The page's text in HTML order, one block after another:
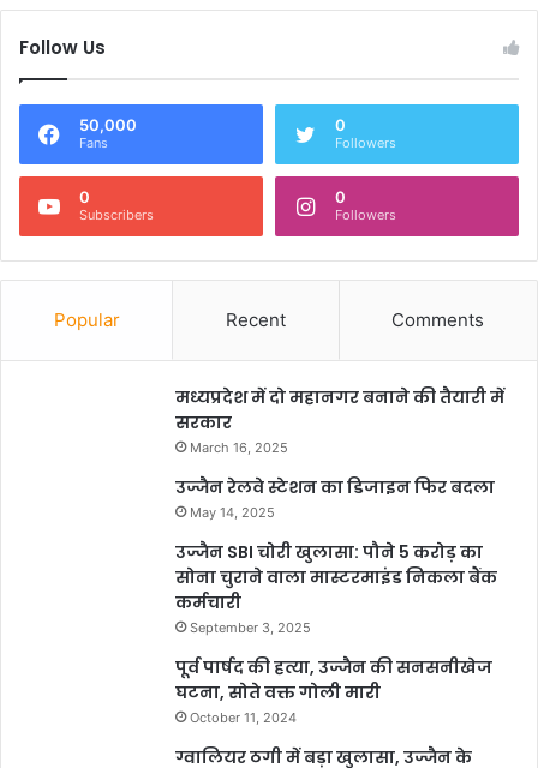
Follow Us
50,000
Fans
0
Followers
0
Subscribers
0
Followers
Popular Recent Comments
मध्यप्रदेश में दो महानगर बनाने की तैयारी में
सरकार
March 16, 2025
उज्जैन रेलवे स्टेशन का डिजाइन फिर बदला
May 14, 2025
उज्जैन SBI चोरी खुलासा: पौने 5 करोड़ का
सोना चुराने वाला मास्टरमाइंड निकला बैंक
कर्मचारी
September 3, 2025
पूर्व पार्षद की हत्या, उज्जैन की सनसनीखेज
घटना, सोते वक्त गोली मारी
October 11, 2024
ग्वालियर ठगी में बड़ा खुलासा, उज्जैन के